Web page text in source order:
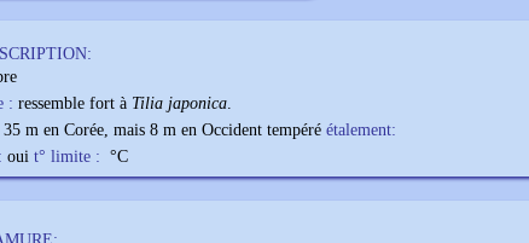
: ressemble fort à Tilia japonica.
35 m en Corée, mais 8 m en Occident tempéré étalement:
oui t° limite : °C